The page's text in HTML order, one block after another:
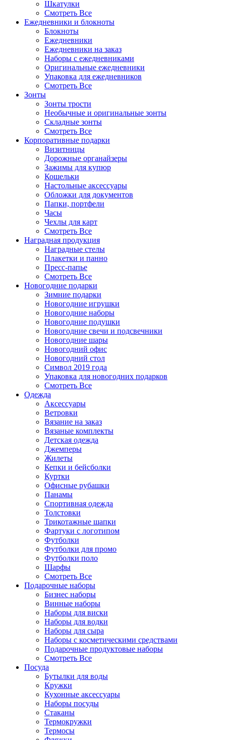
Шкатулки
Смотреть Все
Ежедневники и блокноты
Блокноты
Ежедневники
Ежедневники на заказ
Наборы с ежедневниками
Оригинальные ежедневники
Упаковка для ежедневников
Смотреть Все
Зонты
Зонты трости
Необычные и оригинальные зонты
Складные зонты
Смотреть Все
Корпоративные подарки
Визитницы
Дорожные органайзеры
Зажимы для купюр
Кошельки
Настольные аксессуары
Обложки для документов
Папки, портфели
Часы
Чехлы для карт
Смотреть Все
Наградная продукция
Наградные стелы
Плакетки и панно
Пресс-папье
Смотреть Все
Новогодние подарки
Зимние подарки
Новогодние игрушки
Новогодние наборы
Новогодние подушки
Новогодние свечи и подсвечники
Новогодние шары
Новогодний офис
Новогодний стол
Символ 2019 года
Упаковка для новогодних подарков
Смотреть Все
Одежда
Аксессуары
Ветровки
Вязание на заказ
Вязаные комплекты
Детская одежда
Джемперы
Жилеты
Кепки и бейсболки
Куртки
Офисные рубашки
Панамы
Спортивная одежда
Толстовки
Трикотажные шапки
Фартуки с логотипом
Футболки
Футболки для промо
Футболки поло
Шарфы
Смотреть Все
Подарочные наборы
Бизнес наборы
Винные наборы
Наборы для виски
Наборы для водки
Наборы для сыра
Наборы с косметическими средствами
Подарочные продуктовые наборы
Смотреть Все
Посуда
Бутылки для воды
Кружки
Кухонные аксессуары
Наборы посуды
Стаканы
Термокружки
Термосы